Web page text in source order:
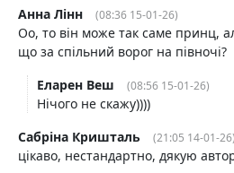
Анна Лінн
(08:36 15-01-26)
Оо, то він може так саме принц,
що за спільний ворог на півночі?
Еларен Веш
(08:56 15-01-26)
Нічого не скажу))))
Сабріна Кришталь
(21:05 14-01-26)
цікаво, нестандартно, дякую